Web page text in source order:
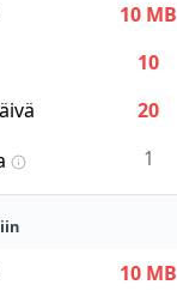
10 MB
10
20
1
10 MB